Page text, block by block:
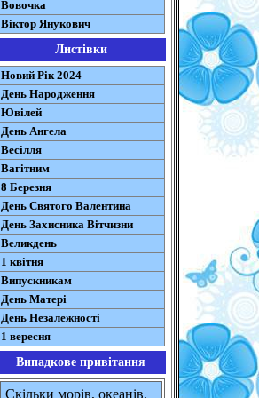
Вовочка
Віктор Янукович
Листівки
Новий Рік 2024
День Народження
Ювілей
День Ангела
Весілля
Вагітним
8 Березня
День Святого Валентина
День Захисника Вітчизни
Великдень
1 квітня
Випускникам
День Матері
День Незалежності
1 вересня
Випадкове привітання
Скільки морів, океанів,